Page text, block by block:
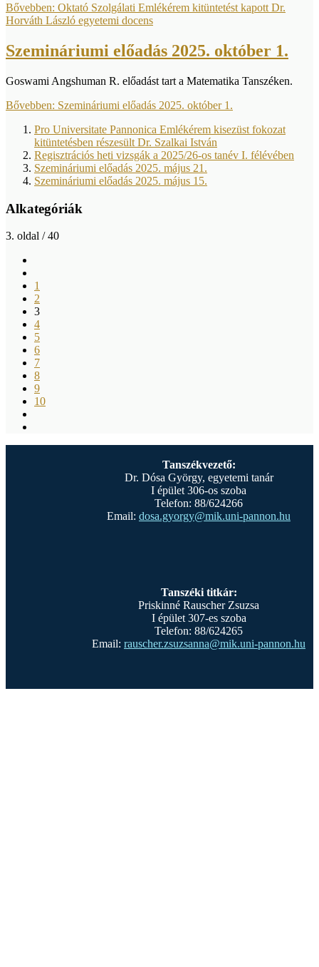
Bővebben: Oktató Szolgálati Emlékérem kitüntetést kapott Dr.
Horváth László egyetemi docens
Szemináriumi előadás 2025. október 1.
Goswami Angshuman R. előadást tart a Matematika Tanszéken.
Bővebben: Szemináriumi előadás 2025. október 1.
Pro Universitate Pannonica Emlékérem kisezüst fokozat
kitüntetésben részesült Dr. Szalkai István
Regisztrációs heti vizsgák a 2025/26-os tanév I. félévében
Szemináriumi előadás 2025. május 21.
Szemináriumi előadás 2025. május 15.
Alkategóriák
3. oldal / 40
1
2
3
4
5
6
7
8
9
10
Tanszékvezető:
Dr. Dósa György, egyetemi tanár
I épület 306-os szoba
Telefon: 88/624266
Email: dosa.gyorgy@mik.uni-pannon.hu
Tanszéki titkár:
Priskinné Rauscher Zsuzsa
I épület 307-es szoba
Telefon: 88/624265
Email: rauscher.zsuzsanna@mik.uni-pannon.hu